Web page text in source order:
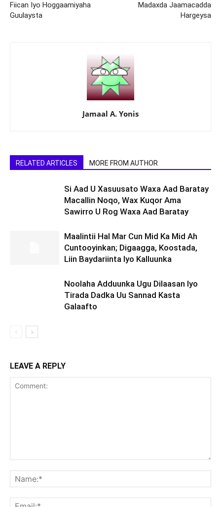
Fiican Iyo Hoggaamiyaha
Guulaysta
Madaxda Jaamacadda
Hargeysa
Jamaal A. Yonis
RELATED ARTICLES MORE FROM AUTHOR
Si Aad U Xasuusato Waxa Aad Baratay
Macallin Noqo, Wax Kuqor Ama
Sawirro U Rog Waxa Aad Baratay
Maalintii Hal Mar Cun Mid Ka Mid Ah
Cuntooyinkan; Digaagga, Koostada,
Liin Baydariinta Iyo Kalluunka
Noolaha Adduunka Ugu Dilaasan Iyo
Tirada Dadka Uu Sannad Kasta
Galaafto
LEAVE A REPLY